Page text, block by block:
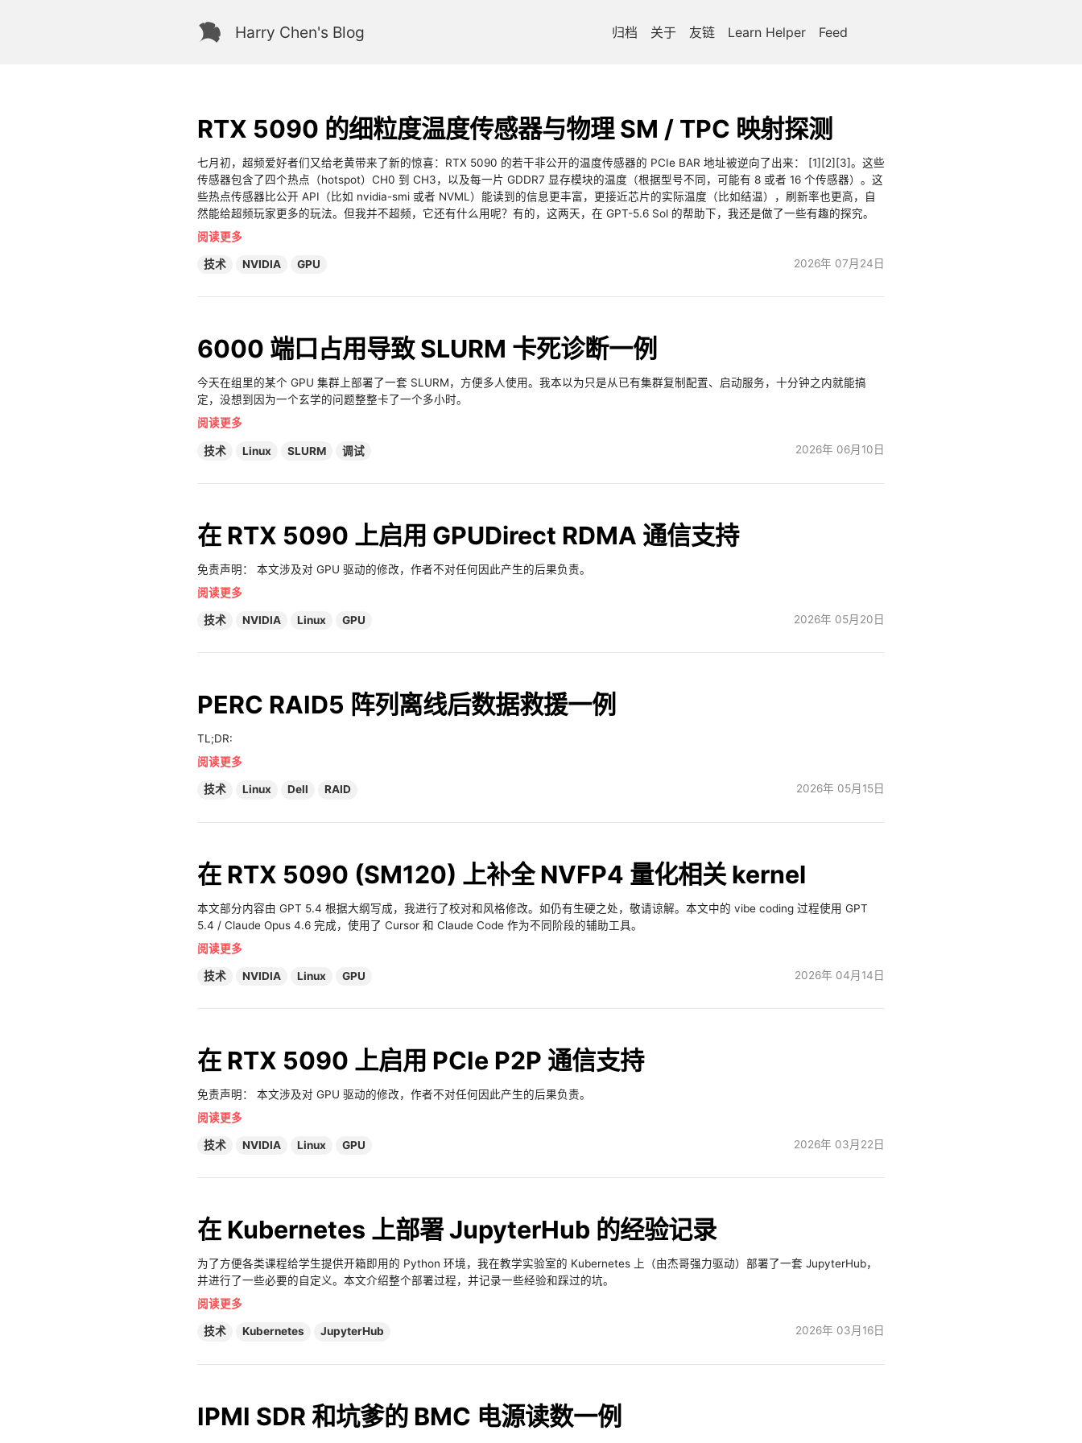
Harry Chen's Blog 归档 关于 友链 Learn Helper Feed
RTX 5090 的细粒度温度传感器与物理 SM / TPC 映射探测
七月初，超频爱好者们又给老黄带来了新的惊喜：RTX 5090 的若干非公开的温度传感器的 PCIe BAR 地址被逆向了出来： [1][2][3]。这些
传感器包含了四个热点（hotspot）CH0 到 CH3，以及每一片 GDDR7 显存模块的温度（根据型号不同，可能有 8 或者 16 个传感器）。这
些热点传感器比公开 API（比如 nvidia-smi 或者 NVML）能读到的信息更丰富，更接近芯片的实际温度（比如结温），刷新率也更高，自
然能给超频玩家更多的玩法。但我并不超频，它还有什么用呢？有的，这两天，在 GPT-5.6 Sol 的帮助下，我还是做了一些有趣的探究。
阅读更多
技术 NVIDIA GPU 2026年 07月24日
6000 端口占用导致 SLURM 卡死诊断一例
今天在组里的某个 GPU 集群上部署了一套 SLURM，方便多人使用。我本以为只是从已有集群复制配置、启动服务，十分钟之内就能搞
定，没想到因为一个玄学的问题整整卡了一个多小时。
阅读更多
技术 Linux SLURM 调试 2026年 06月10日
在 RTX 5090 上启用 GPUDirect RDMA 通信支持
免责声明： 本文涉及对 GPU 驱动的修改，作者不对任何因此产生的后果负责。
阅读更多
技术 NVIDIA Linux GPU 2026年 05月20日
PERC RAID5 阵列离线后数据救援一例
TL;DR:
阅读更多
技术 Linux Dell RAID 2026年 05月15日
在 RTX 5090 (SM120) 上补全 NVFP4 量化相关 kernel
本文部分内容由 GPT 5.4 根据大纲写成，我进行了校对和风格修改。如仍有生硬之处，敬请谅解。本文中的 vibe coding 过程使用 GPT
5.4 / Claude Opus 4.6 完成，使用了 Cursor 和 Claude Code 作为不同阶段的辅助工具。
阅读更多
技术 NVIDIA Linux GPU 2026年 04月14日
在 RTX 5090 上启用 PCIe P2P 通信支持
免责声明： 本文涉及对 GPU 驱动的修改，作者不对任何因此产生的后果负责。
阅读更多
技术 NVIDIA Linux GPU 2026年 03月22日
在 Kubernetes 上部署 JupyterHub 的经验记录
为了方便各类课程给学生提供开箱即用的 Python 环境，我在教学实验室的 Kubernetes 上（由杰哥强力驱动）部署了一套 JupyterHub，
并进行了一些必要的自定义。本文介绍整个部署过程，并记录一些经验和踩过的坑。
阅读更多
技术 Kubernetes JupyterHub 2026年 03月16日
IPMI SDR 和坑爹的 BMC 电源读数一例